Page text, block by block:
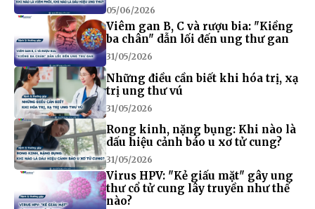
05/06/2026
Viêm gan B, C và rượu bia: "Kiềng
ba chân" dẫn lối đến ung thư gan
31/05/2026
Những điều cần biết khi hóa trị, xạ
trị ung thư vú
31/05/2026
Rong kinh, nặng bụng: Khi nào là
dấu hiệu cảnh báo u xơ tử cung?
31/05/2026
Virus HPV: "Kẻ giấu mặt" gây ung
thư cổ tử cung lây truyền như thế
nào?